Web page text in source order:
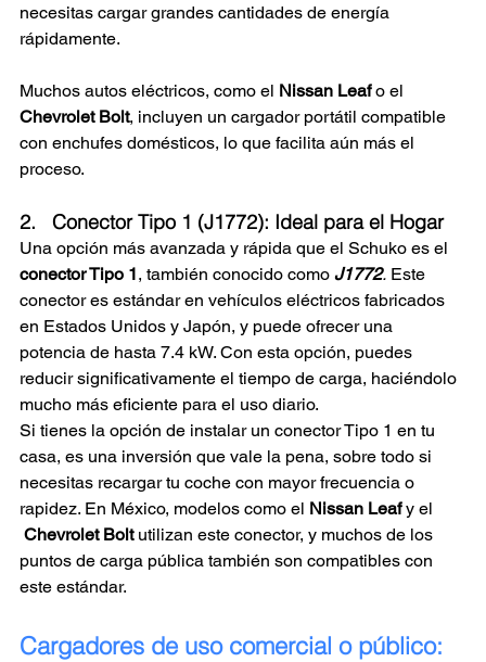
necesitas cargar grandes cantidades de energía
rápidamente.
Muchos autos eléctricos, como el Nissan Leaf o el
Chevrolet Bolt, incluyen un cargador portátil compatible
con enchufes domésticos, lo que facilita aún más el
proceso.
2.   Conector Tipo 1 (J1772): Ideal para el Hogar
Una opción más avanzada y rápida que el Schuko es el
conector Tipo 1, también conocido como J1772. Este
conector es estándar en vehículos eléctricos fabricados
en Estados Unidos y Japón, y puede ofrecer una
potencia de hasta 7.4 kW. Con esta opción, puedes
reducir significativamente el tiempo de carga, haciéndolo
mucho más eficiente para el uso diario.
Si tienes la opción de instalar un conector Tipo 1 en tu
casa, es una inversión que vale la pena, sobre todo si
necesitas recargar tu coche con mayor frecuencia o
rapidez. En México, modelos como el Nissan Leaf y el
Chevrolet Bolt utilizan este conector, y muchos de los
puntos de carga pública también son compatibles con
este estándar.
Cargadores de uso comercial o público: